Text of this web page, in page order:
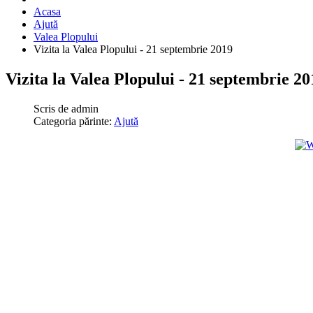
Acasa
Ajută
Valea Plopului
Vizita la Valea Plopului - 21 septembrie 2019
Vizita la Valea Plopului - 21 septembrie
Scris de admin
Categoria părinte: Ajută